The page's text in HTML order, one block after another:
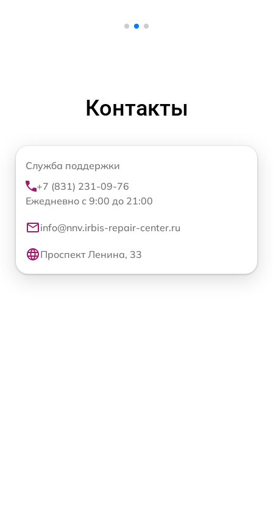
Контакты
Служба поддержки
+7 (831) 231-09-76
Ежедневно с 9:00 до 21:00
info@nnv.irbis-repair-center.ru
Проспект Ленина, 33